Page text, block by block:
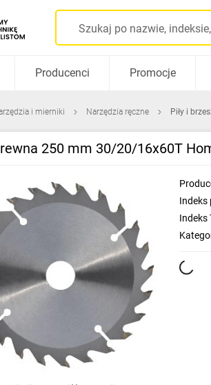
Producenci Promocje
i mierniki Narzędzia ręczne Piły i
250 mm 30/20/16x60T
Indeks
Indeks